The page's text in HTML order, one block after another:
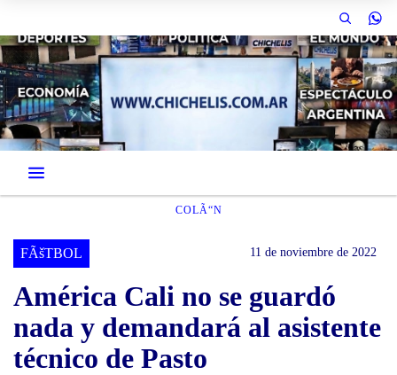
COLÃ“N
FÃšTBOL 11 de noviembre de 2022
América Cali no se guardó
nada y demandará al asistente
técnico de Pasto